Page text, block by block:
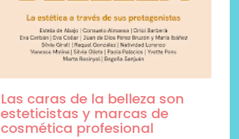
Las caras de la belleza son
esteticistas y marcas de
cosmética profesional